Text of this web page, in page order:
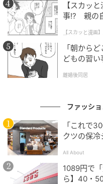
michill
デザインに目が行きが
目したいところ。
ダブルウォールになって
【スカッ
事!? 親の
【スカッと漫画
懲らしめた話
「朝から
どもの習い
離婚後同居
ファッシ
「これで
クツの保冷
All About
1089円で
ら】40・